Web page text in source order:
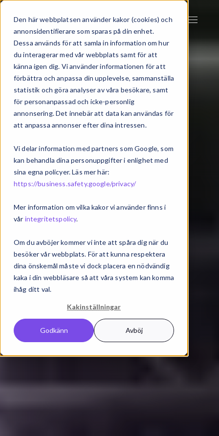
Den här webbplatsen använder kakor (cookies) och
annonsidentifierare som sparas på din enhet.
Dessa används för att samla in information om hur
du interagerar med vår webbplats samt för att
känna igen dig. Vi använder informationen för att
förbättra och anpassa din upplevelse, sammanställa
statistik och göra analyser av våra besökare, samt
för personanpassad och icke-personlig
annonsering. Det innebär att data kan användas för
att anpassa annonser efter dina intressen.
Vi delar information med partners som Google, som
kan behandla dina personuppgifter i enlighet med
sina egna policyer. Läs mer här:
https://business.safety.google/privacy/
Mer information om vilka kakor vi använder finns i
vår integritetspolicy.
Om du avböjer kommer vi inte att spåra dig när du
besöker vår webbplats. För att kunna respektera
dina önskemål måste vi dock placera en nödvändig
kaka i din webbläsare så att våra system kan komma
ihåg ditt val.
Kakinställningar
Godkänn Avböj